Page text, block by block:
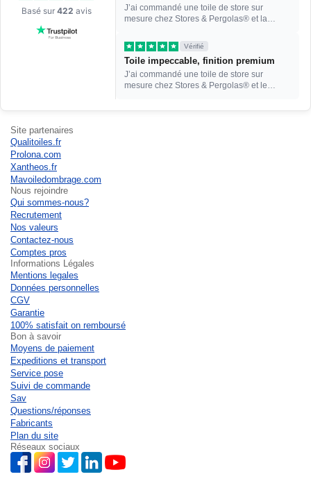
Basé sur 422 avis
J’ai commandé une toile de store sur
mesure chez Stores & Pergolas® et la
Vérifié
Toile impeccable, finition premium
J’ai commandé une toile de store sur
mesure chez Stores & Pergolas® et le
Site partenaires
Qualitoiles.fr
Prolona.com
Xantheos.fr
Mavoiledombrage.com
Nous rejoindre
Qui sommes-nous?
Recrutement
Nos valeurs
Contactez-nous
Comptes pros
Informations Légales
Mentions legales
Données personnelles
CGV
Garantie
100% satisfait on remboursé
Bon à savoir
Moyens de paiement
Expeditions et transport
Service pose
Suivi de commande
Sav
Questions/réponses
Fabricants
Plan du site
Réseaux sociaux